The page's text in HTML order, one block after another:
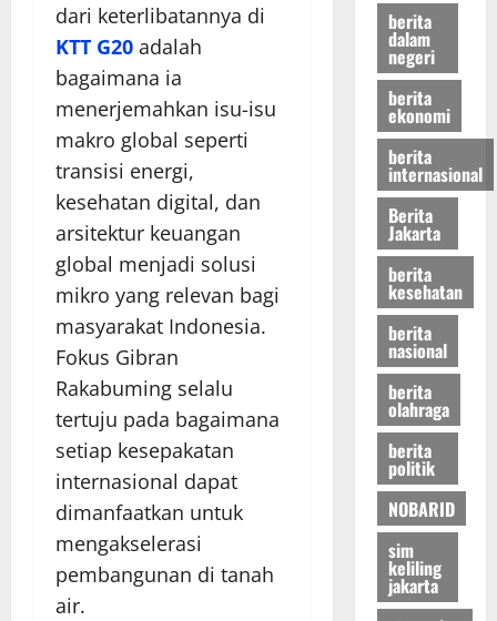
dari keterlibatannya di
KTT G20 adalah
bagaimana ia
menerjemahkan isu-isu
makro global seperti
transisi energi,
kesehatan digital, dan
arsitektur keuangan
global menjadi solusi
mikro yang relevan bagi
masyarakat Indonesia.
Fokus Gibran
Rakabuming selalu
tertuju pada bagaimana
setiap kesepakatan
internasional dapat
dimanfaatkan untuk
mengakselerasi
pembangunan di tanah
air.
berita
dalam
negeri
berita
ekonomi
berita
internasional
Berita
Jakarta
berita
kesehatan
berita
nasional
berita
olahraga
berita
politik
NOBARID
sim
keliling
jakarta